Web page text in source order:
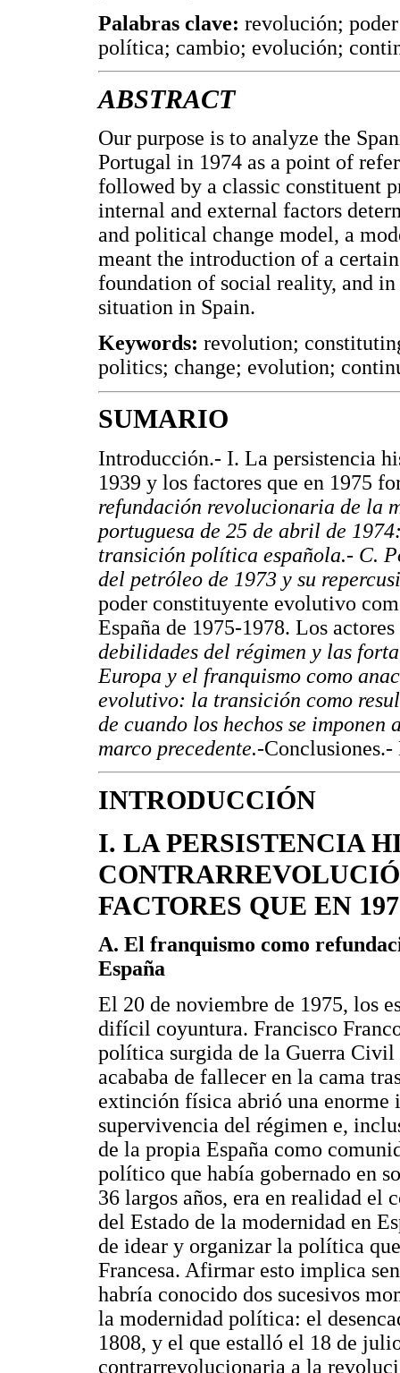
Palabras clave: revolución;
política; cambio; evolución;
ABSTRACT
Our purpose is to analyze the
Portugal in 1974 as a point of
followed by a classic constituent
internal and external factors
and political change model, a
meant the introduction of a
foundation of social reality, and
situation in Spain.
Keywords: revolution;
politics; change; evolution;
SUMARIO
Introducción.- I. La persistencia
1939 y los factores que en 1975
refundación revolucionaria de la
portuguesa de 25 de abril de
transición política española.- C.
del petróleo de 1973 y su
poder constituyente evolutivo
España de 1975-1978. Los
debilidades del régimen y las
Europa y el franquismo como
evolutivo: la transición como
de cuando los hechos se
marco precedente.-
INTRODUCCIÓN
I. LA PERSISTENCIA
FACTORES QUE EN
A. El franquismo como
España
El 20 de noviembre de 1975, los
difícil coyuntura. Francisco
política surgida de la Guerra
acababa de fallecer en la cama
extinción física abrió una enorme
supervivencia del régimen e,
de la propia España como
político que había gobernado en
36 largos años, era en realidad
del Estado de la modernidad en
de idear y organizar la política
Francesa. Afirmar esto implica
habría conocido dos sucesivos
la modernidad política: el
1808, y el que estalló el 18 de
contrarrevolucionaria a la